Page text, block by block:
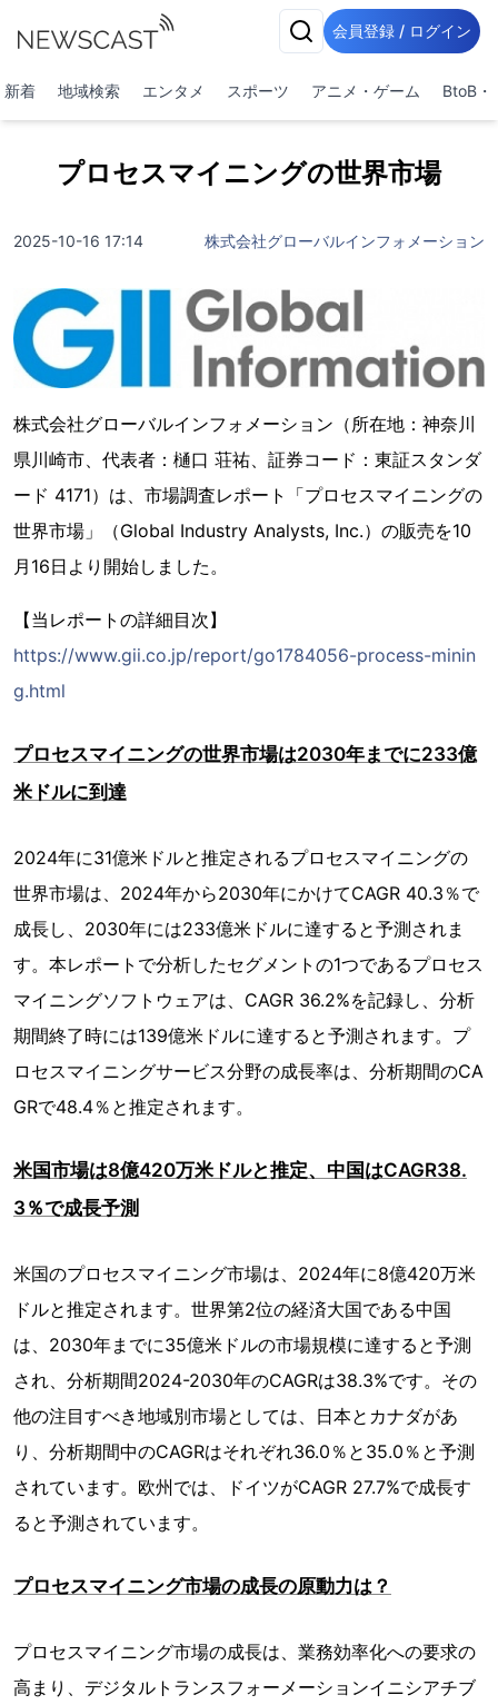
会員登録 / ログイン
新着 地域検索 エンタメ スポーツ アニメ・ゲーム BtoB・
プロセスマイニングの世界市場
2025-10-16 17:14 株式会社グローバルインフォメーション
株式会社グローバルインフォメーション（所在地：神奈川
県川崎市、代表者：樋口 荘祐、証券コード：東証スタンダ
ード 4171）は、市場調査レポート「プロセスマイニングの
世界市場」（Global Industry Analysts, Inc.）の販売を10
月16日より開始しました。
【当レポートの詳細目次】
https://www.gii.co.jp/report/go1784056-process-minin
g.html
プロセスマイニングの世界市場は2030年までに233億
米ドルに到達
2024年に31億米ドルと推定されるプロセスマイニングの
世界市場は、2024年から2030年にかけてCAGR 40.3％で
成長し、2030年には233億米ドルに達すると予測されま
す。本レポートで分析したセグメントの1つであるプロセス
マイニングソフトウェアは、CAGR 36.2%を記録し、分析
期間終了時には139億米ドルに達すると予測されます。プ
ロセスマイニングサービス分野の成長率は、分析期間のCA
GRで48.4％と推定されます。
米国市場は8億420万米ドルと推定、中国はCAGR38.
3％で成長予測
米国のプロセスマイニング市場は、2024年に8億420万米
ドルと推定されます。世界第2位の経済大国である中国
は、2030年までに35億米ドルの市場規模に達すると予測
され、分析期間2024-2030年のCAGRは38.3%です。その
他の注目すべき地域別市場としては、日本とカナダがあ
り、分析期間中のCAGRはそれぞれ36.0％と35.0％と予測
されています。欧州では、ドイツがCAGR 27.7%で成長す
ると予測されています。
プロセスマイニング市場の成長の原動力は？
プロセスマイニング市場の成長は、業務効率化への要求の
高まり、デジタルトランスフォーメーションイニシアチブ